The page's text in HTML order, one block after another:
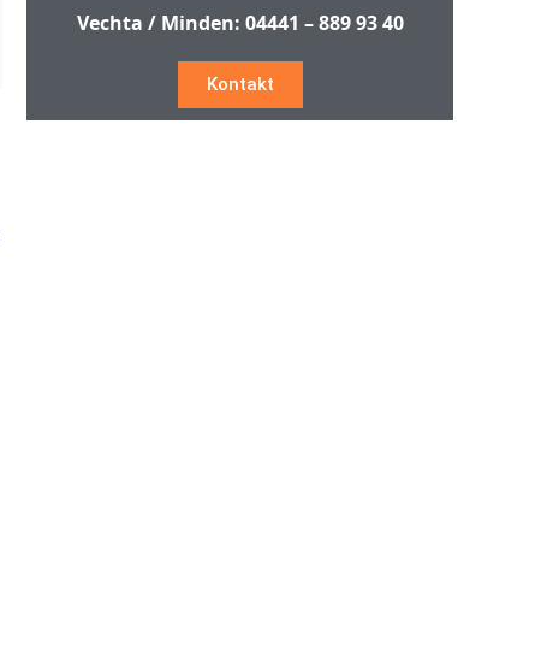
Vechta / Minden: 04441 – 889 93 40
Kontakt